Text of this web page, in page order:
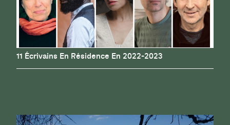
11 Écrivains En Résidence En 2022-2023